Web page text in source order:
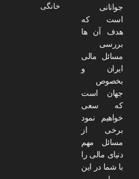
جوانانی
است که
هدف آن ها
بررسی
مسائل مالی
ایران و
بخصوص
جهان است
که سعی
خواهیم نمود
برخی از
مسائل مهم
دنیای مالی را
با شما در این
خانگی